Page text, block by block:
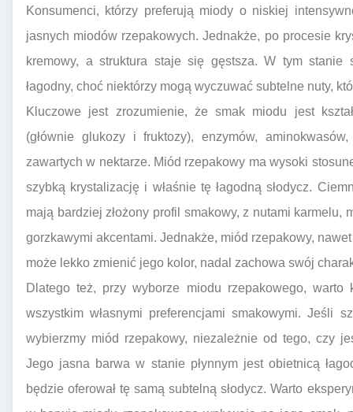
Konsumenci, którzy preferują miody o niskiej
jasnych miodów rzepakowych. Jednakże, po procesie
kremowy, a struktura staje się gęstsza. W tym stanie
łagodny, choć niektórzy mogą wyczuwać subtelne nuty,
Kluczowe jest zrozumienie, że smak miodu jest
(głównie glukozy i fruktozy), enzymów,
zawartych w nektarze. Miód rzepakowy ma wysoki
szybką krystalizację i właśnie tę łagodną słodycz.
mają bardziej złożony profil smakowy, z nutami
gorzkawymi akcentami. Jednakże, miód rzepakowy,
może lekko zmienić jego kolor, nadal zachowa swój
Dlatego też, przy wyborze miodu rzepakowego,
wszystkim własnymi preferencjami smakowymi. Jeśli
wybierzmy miód rzepakowy, niezależnie od tego, czy
Jego jasna barwa w stanie płynnym jest obietnicą
będzie oferował tę samą subtelną słodycz. Warto